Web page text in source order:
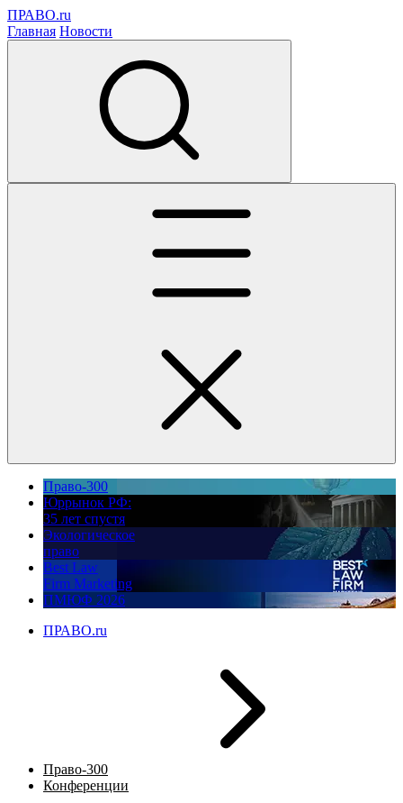
ПРАВО.ru
Главная Новости
Право-300
Юррынок РФ:
35 лет спустя
Экологическое
право
Best Law
Firm Marketing
ПМЮФ 2026
ПРАВО.ru
Право-300
Конференции